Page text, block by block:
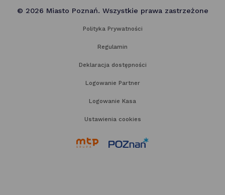
© 2026 Miasto Poznań. Wszystkie prawa zastrzeżone
Polityka Prywatności
Regulamin
Deklaracja dostępności
Logowanie Partner
Logowanie Kasa
Ustawienia cookies
link
link